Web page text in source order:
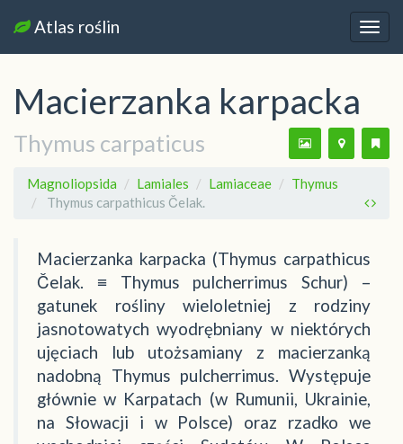
Atlas roślin
Macierzanka karpacka
Thymus carpaticus
Magnoliopsida Lamiales Lamiaceae
Thymus
Thymus carpathicus Čelak.
Macierzanka karpacka (Thymus carpathicus
Čelak. ≡ Thymus pulcherrimus Schur) –
gatunek rośliny wieloletniej z rodziny
jasnotowatych wyodrębniany w niektórych
ujęciach lub utożsamiany z macierzanką
nadobną Thymus pulcherrimus. Występuje
głównie w Karpatach (w Rumunii, Ukrainie,
na Słowacji i w Polsce) oraz rzadko we